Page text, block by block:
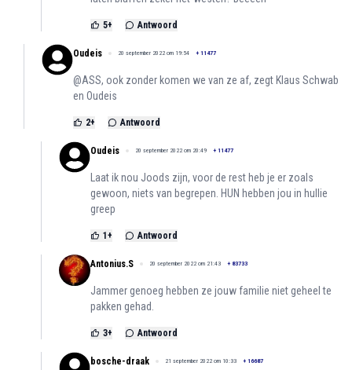
5+ Antwoord
Oudeis 20 september 2022 om 19:54 + 11477
@ASS, ook zonder komen we van ze af, zegt Klaus Schwab
en Oudeis
2+ Antwoord
Oudeis 20 september 2022 om 20:49 + 11477
Laat ik nou Joods zijn, voor de rest heb je er zoals
gewoon, niets van begrepen. HUN hebben jou in hullie
greep
1 + Antwoord
Antonius.S 20 september 2022 om 21:43 + 83733
Jammer genoeg hebben ze jouw familie niet geheel te
pakken gehad.
3+ Antwoord
bosche-draak 21 september 2022 om 10:33 + 16687